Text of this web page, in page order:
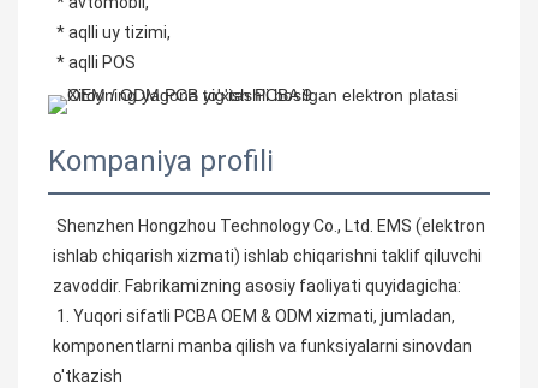
* aqlli uy tizimi,
* aqlli POS
Kompaniya profili
Shenzhen Hongzhou Technology Co., Ltd. EMS (elektron
ishlab chiqarish xizmati) ishlab chiqarishni taklif qiluvchi
zavoddir. Fabrikamizning asosiy faoliyati quyidagicha:
1. Yuqori sifatli PCBA OEM & ODM xizmati, jumladan,
komponentlarni manba qilish va funksiyalarni sinovdan
o'tkazish